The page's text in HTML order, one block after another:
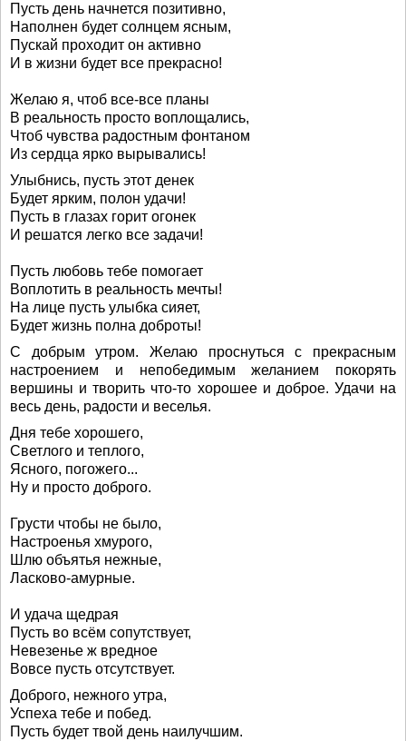
Пусть день начнется позитивно,
Наполнен будет солнцем ясным,
Пускай проходит он активно
И в жизни будет все прекрасно!
Желаю я, чтоб все-все планы
В реальность просто воплощались,
Чтоб чувства радостным фонтаном
Из сердца ярко вырывались!
Улыбнись, пусть этот денек
Будет ярким, полон удачи!
Пусть в глазах горит огонек
И решатся легко все задачи!
Пусть любовь тебе помогает
Воплотить в реальность мечты!
На лице пусть улыбка сияет,
Будет жизнь полна доброты!
С добрым утром. Желаю проснуться с прекрасным
настроением и непобедимым желанием покорять
вершины и творить что-то хорошее и доброе. Удачи на
весь день, радости и веселья.
Дня тебе хорошего,
Светлого и теплого,
Ясного, погожего...
Ну и просто доброго.
Грусти чтобы не было,
Настроенья хмурого,
Шлю объятья нежные,
Ласково-амурные.
И удача щедрая
Пусть во всём сопутствует,
Невезенье ж вредное
Вовсе пусть отсутствует.
Доброго, нежного утра,
Успеха тебе и побед.
Пусть будет твой день наилучшим.